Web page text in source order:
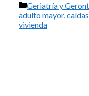
Categorías
Geriatría y
adulto mayor,caídas
vivienda